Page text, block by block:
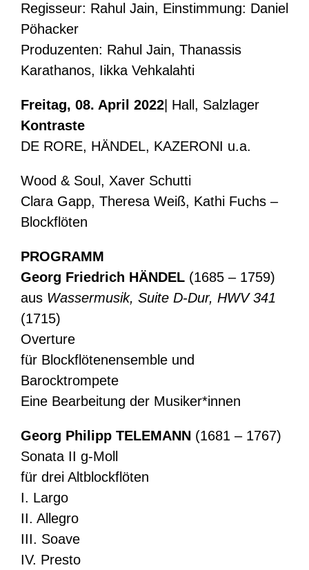
Regisseur: Rahul Jain, Einstimmung: Daniel
Pöhacker
Produzenten: Rahul Jain, Thanassis
Karathanos, Iikka Vehkalahti
Freitag, 08. April 2022 | Hall, Salzlager
Kontraste
DE RORE, HÄNDEL, KAZERONI u.a.
Wood & Soul, Xaver Schutti
Clara Gapp, Theresa Weiß, Kathi Fuchs –
Blockflöten
PROGRAMM
Georg Friedrich HÄNDEL (1685 – 1759)
aus Wassermusik, Suite D-Dur, HWV 341
(1715)
Overture
für Blockflötenensemble und
Barocktrompete
Eine Bearbeitung der Musiker*innen
Georg Philipp TELEMANN (1681 – 1767)
Sonata II g-Moll
für drei Altblockflöten
I. Largo
II. Allegro
III. Soave
IV. Presto